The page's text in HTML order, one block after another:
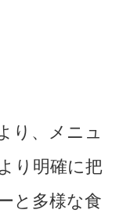
り、メニュ
り明確に把
と多様な食